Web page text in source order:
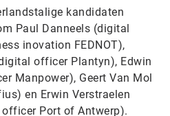
kandidaten
Paul Danneels (digital
inovation FEDNOT),
officer Plantyn), Edwin
Manpower), Geert Van Mol
en Erwin Verstraelen
Port of Antwerp).